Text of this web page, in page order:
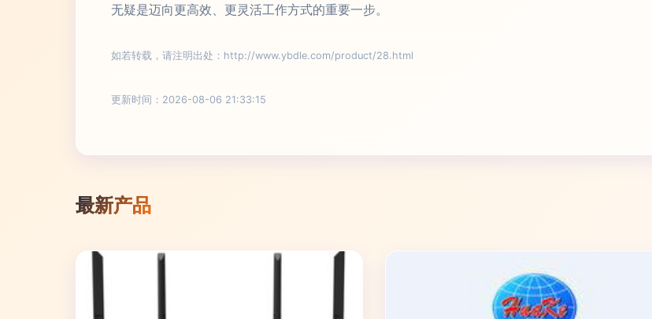
无疑是迈向更高效、更灵活工作方式的重要一步。
如若转载，请注明出处：http://www.ybdle.com/product/28.html
更新时间：2026-08-06 21:33:15
最新产品